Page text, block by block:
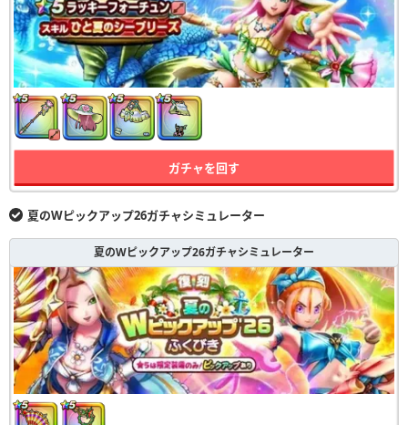
ガチャを回す
夏のWピックアップ26ガチャシミュレーター
夏のWピックアップ26ガチャシミュレーター